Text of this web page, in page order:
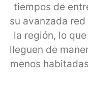
tiempos de
su avanzada
la región, lo
lleguen de
menos